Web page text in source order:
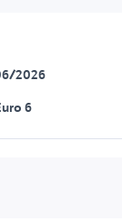
2026
6